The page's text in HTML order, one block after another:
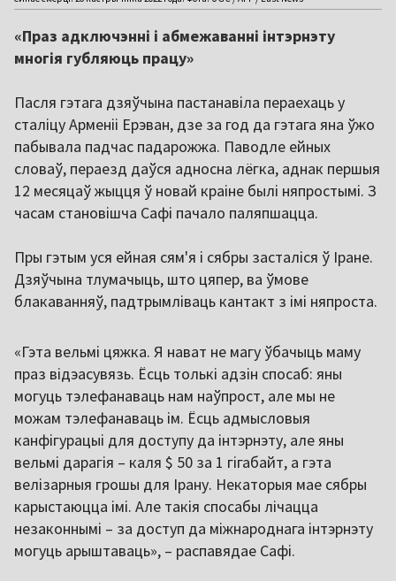
«Праз адключэнні і абмежаванні інтэрнэту
многія губляюць працу»
Пасля гэтага дзяўчына пастанавіла пераехаць у
сталіцу Арменіі Ерэван, дзе за год да гэтага яна ўжо
пабывала падчас падарожжа. Паводле ейных
словаў, пераезд даўся адносна лёгка, аднак першыя
12 месяцаў жыцця ў новай краіне былі няпростымі. З
часам становішча Сафі пачало паляпшацца.
Пры гэтым уся ейная сям'я і сябры засталіся ў Іране.
Дзяўчына тлумачыць, што цяпер, ва ўмове
блакаванняў, падтрымліваць кантакт з імі няпроста.
«Гэта вельмі цяжка. Я нават не магу ўбачыць маму
праз відэасувязь. Ёсць толькі адзін спосаб: яны
могуць тэлефанаваць нам наўпрост, але мы не
можам тэлефанаваць ім. Ёсць адмысловыя
канфігурацыі для доступу да інтэрнэту, але яны
вельмі дарагія – каля $ 50 за 1 гігабайт, а гэта
велізарныя грошы для Ірану. Некаторыя мае сябры
карыстаюцца імі. Але такія спосабы лічацца
незаконнымі – за доступ да міжнароднага інтэрнэту
могуць арыштаваць», – распавядае Сафі.